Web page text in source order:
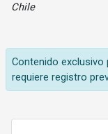
Chile
Contenido exclusivo
requiere registro